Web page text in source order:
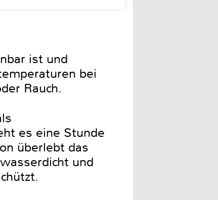
ist und
bei
Rauch.
es eine Stunde
überlebt das
und